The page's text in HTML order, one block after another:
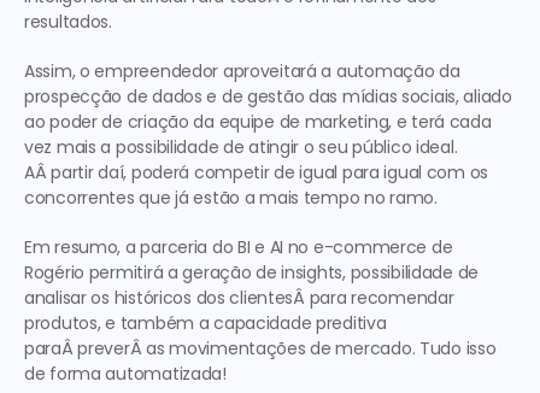
resultados.
Assim, o empreendedor aproveitará a automação da
prospecção de dados e de gestão das mídias sociais, aliado
ao poder de criação da equipe de marketing, e terá cada
vez mais a possibilidade de atingir o seu público ideal.
AÂ partir daí, poderá competir de igual para igual com os
concorrentes que já estão a mais tempo no ramo.
Em resumo, a parceria do BI e AI no e-commerce de
Rogério permitirá a geração de insights, possibilidade de
analisar os históricos dos clientesÂ para recomendar
produtos, e também a capacidade preditiva
paraÂ preverÂ as movimentações de mercado. Tudo isso
de forma automatizada!